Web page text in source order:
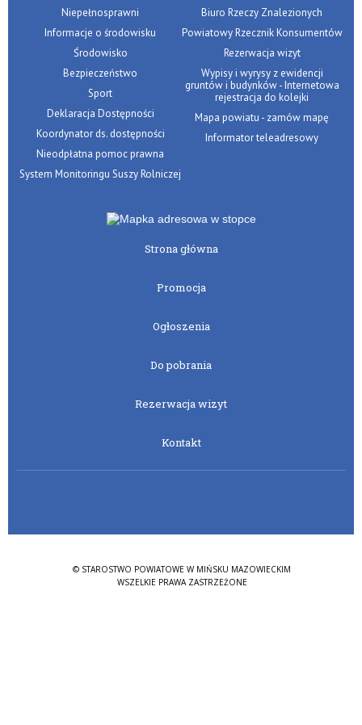
Niepełnosprawni
Informacje o środowisku
Środowisko
Bezpieczeństwo
Sport
Deklaracja Dostępności
Koordynator ds. dostępności
Nieodpłatna pomoc prawna
System Monitoringu Suszy Rolniczej
Biuro Rzeczy Znalezionych
Powiatowy Rzecznik Konsumentów
Rezerwacja wizyt
Wypisy i wyrysy z ewidencji
gruntów i budynków - Internetowa
rejestracja do kolejki
Mapa powiatu - zamów mapę
Informator teleadresowy
Strona główna
Promocja
Ogłoszenia
Do pobrania
Rezerwacja wizyt
Kontakt
© STAROSTWO POWIATOWE W MIŃSKU MAZOWIECKIM
WSZELKIE PRAWA ZASTRZEŻONE